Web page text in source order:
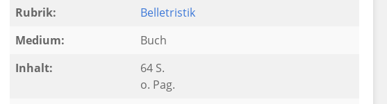
Rubrik:
Belletristik
Medium:
Buch
Inhalt:
64 S.
o. Pag.